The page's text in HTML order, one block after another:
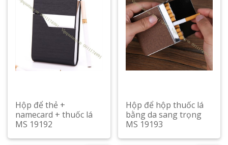
Hộp để thẻ +
namecard + thuốc lá
MS 19192
Xem chi tiết
Hộp để hộp thuốc lá
bằng da sang trọng
MS 19193
Xem chi tiết